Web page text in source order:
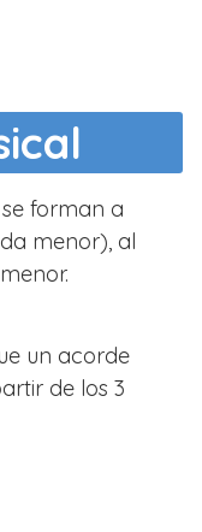
se forman a
menor), al
un acorde
de los 3